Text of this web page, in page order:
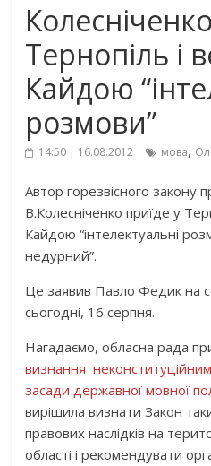
Тернопіль і
Кайдою
розмови”
14:50 | 16.08.2012 мова,
Автор горезвісного закону
В.Колесніченко приїде у
Кайдою “інтелектуальні
недурний”.
Це заявив Павло Федик на
сьогодні, 16 серпня.
Нагадаємо, обласна рада
визнання
засади державної мовної
вирішила визнати Закон
правових наслідків на
області і рекомендувати